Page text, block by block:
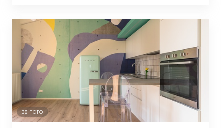
38 FOTO